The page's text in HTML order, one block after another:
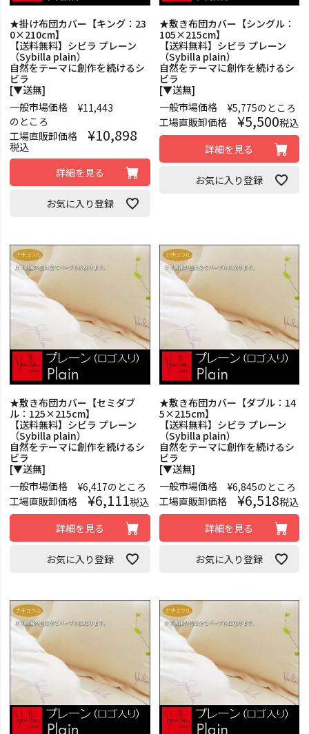
★掛け布団カバー【キング：23
0×210cm】
【送料無料】シビラ プレーン
（Sybilla plain）
自然をテーマに創作を続けるシ
ビラ
[▼送無]
一般市場価格
¥11,443
のところ
工場直販卸価格
¥10,898
税込
詳細を見る
お気に入り登録
★敷き布団カバー【シングル：
105×215cm】
【送料無料】シビラ プレーン
（Sybilla plain）
自然をテーマに創作を続けるシ
ビラ
[▼送無]
一般市場価格
¥5,775のところ
工場直販卸価格
¥5,500税込
詳細を見る
お気に入り登録
★敷き布団カバー【セミダブ
ル：125×215cm】
【送料無料】シビラ プレーン
（Sybilla plain）
自然をテーマに創作を続けるシ
ビラ
[▼送無]
一般市場価格
¥6,417のところ
工場直販卸価格
¥6,111税込
詳細を見る
お気に入り登録
★敷き布団カバー【ダブル：14
5×215cm】
【送料無料】シビラ プレーン
（Sybilla plain）
自然をテーマに創作を続けるシ
ビラ
[▼送無]
一般市場価格
¥6,845のところ
工場直販卸価格
¥6,518税込
詳細を見る
お気に入り登録